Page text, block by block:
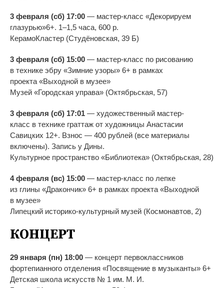
3 февраля (сб) 17:00 — мастер-класс «Декорируем
глазурью»6+. 1–1,5 часа, 600 р.
КерамоКластер (Студёновская, 39 Б)
3 февраля (сб) 15:00 — мастер-класс по рисованию
в технике эбру «Зимние узоры» 6+ в рамках
проекта «Выходной в музее»
Музей «Городская управа» (Октябрьская, 57)
3 февраля (сб) 17:01 — художественный мастер-
класс в технике граттаж от художницы Анастасии
Савицких 12+. Взнос — 400 рублей (все материалы
включены). Запись у Дины.
Культурное пространство «Библиотека» (Октябрьская, 28)
4 февраля (вс) 15:00 — мастер-класс по лепке
из глины «Дракончик» 6+ в рамках проекта «Выходной
в музее»
Липецкий историко-культурный музей (Космонавтов, 2)
КОНЦЕРТ
29 января (пн) 18:00 — концерт первоклассников
фортепианного отделения «Посвящение в музыканты» 6+
Детская школа искусств № 1 им. М. И.